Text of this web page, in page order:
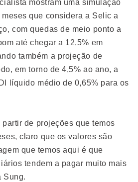
mostram uma simulação
que considera a Selic a
com quedas de meio ponto a
até chegar a 12,5% em
também a projeção de
em torno de 4,5% ao ano, a
líquido médio de 0,65% para os
partir de projeções que temos
claro que os valores são
que temos aqui é que
tendem a pagar muito mais
Sung.